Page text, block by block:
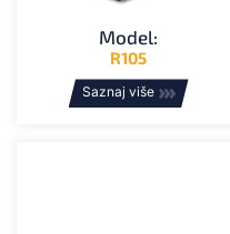
Model:
R105
Saznaj više